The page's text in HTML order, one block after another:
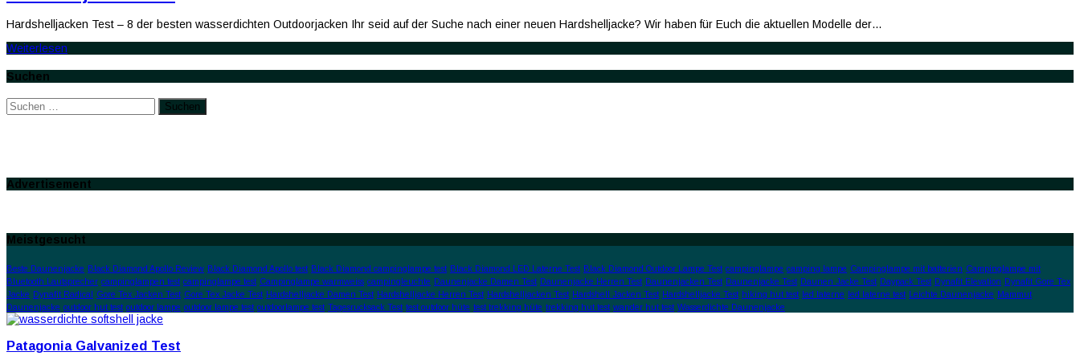
Hardshelljacken Test – 8 der besten wasserdichten Outdoorjacken Ihr seid auf der Suche nach einer neuen Hardshelljacke? Wir haben für Euch die aktuellen Modelle der…
Weiterlesen
Suchen
Suchen
nach:
Advertisement
Meistgesucht
Beste Daunenjacke Black Diamond Apollo Review Black Diamond Apollo test Black Diamond campinglampe test Black Diamond LED Laterne Test Black Diamond Outdoor Lampe Test campinglampe camping lampe Campinglampe mit batterien Campinglampe mit
Bluetooth Lautsprecher campinglampen test campinglampe test Campinglampe warmweiss campingleuchte Daunenjacke Damen Test Daunenjacke Herren Test Daunenjacken Test Daunenjacke Test Daunen Jacke Test Daypack Test Dynafit Elevation Dynafit Gore Tex
Jacke Dynafit Radical Gore Tex Jacken Test Gore Tex Jacke Test Hardshelljacke Damen Test Hardshelljacke Herren Test Hardshelljacken Test Hardshell Jacken Test Hardshelljacke Test hiking hut test led laterne led laterne test Leichte Daunenjacke Mammut
Daunenjacke outdoor hut test outdoor lampe outdoor lampe test outdoorlampe test Tagesrucksack Test test outdoor hüte test trekking hüte trekking hut test wander hut test Wasserdichte Daunenjacke
Patagonia Galvanized Test